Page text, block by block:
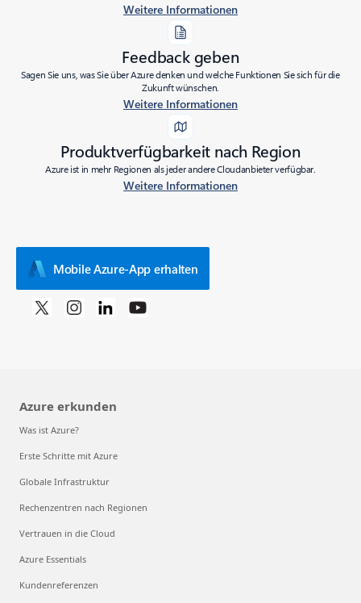
Weitere Informationen
Feedback geben
Sagen Sie uns, was Sie über Azure denken und welche Funktionen Sie sich für die
Zukunft wünschen.
Weitere Informationen
Produktverfügbarkeit nach Region
Azure ist in mehr Regionen als jeder andere Cloudanbieter verfügbar.
Weitere Informationen
Mobile Azure-App erhalten
Azure erkunden
Was ist Azure?
Erste Schritte mit Azure
Globale Infrastruktur
Rechenzentren nach Regionen
Vertrauen in die Cloud
Azure Essentials
Kundenreferenzen